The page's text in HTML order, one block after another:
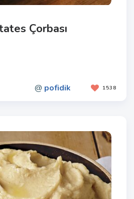
Çorbası
1538
@ pofidik